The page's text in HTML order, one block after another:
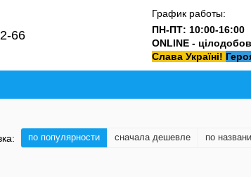
66
График работы:
ПН-ПТ: 10:00-16:00
ONLINE -
Слава Україні!
по популярности сначала дешевле по